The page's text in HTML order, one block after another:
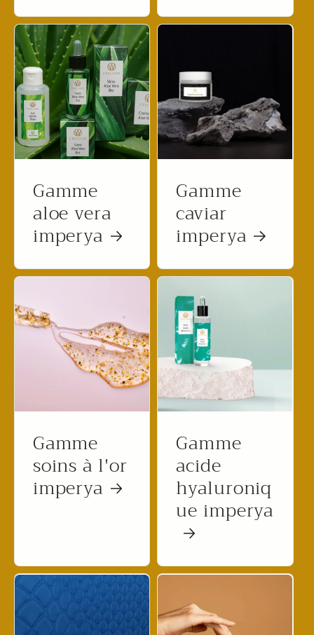
Gamme
aloe vera
imperya
Gamme
caviar
imperya
Gamme
soins à l'or
imperya
Gamme
acide
hyaluroniq
ue imperya